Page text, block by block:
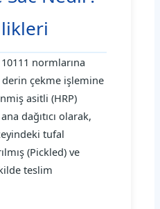
10111 normlarına
çekme işlemine
asitli (HRP)
dağıtıcı olarak,
tufal
(Pickled) ve
teslim